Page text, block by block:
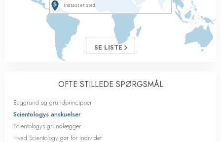
SE LISTE
OFTE STILLEDE SPØRGSMÅL
Baggrund og grundprincipper
Scientologys anskuelser
Scientologys grundlægger
Hvad Scientology gør for individet